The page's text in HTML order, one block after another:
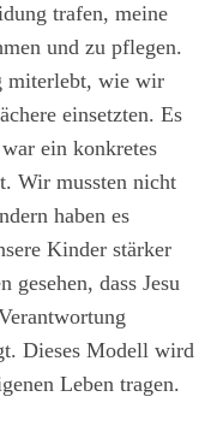
trafen, meine
und zu pflegen.
miterlebt, wie wir
einsetzten. Es
ein konkretes
Wir mussten nicht
haben es
Kinder stärker
gesehen, dass Jesu
Dieses Modell wird
Leben tragen.